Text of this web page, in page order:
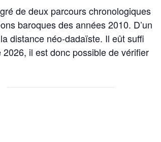
de deux parcours chronologiques
baroques des années 2010. D’un
distance néo-dadaïste. Il eût suffi
il est donc possible de vérifier